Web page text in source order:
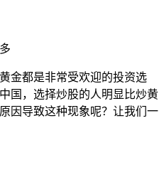
金都是非常受欢迎的投资选
国，选择炒股的人明显比炒黄
因导致这种现象呢？让我们一